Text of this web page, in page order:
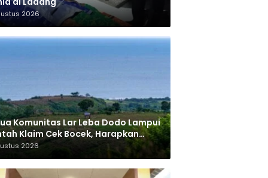
2026
Komunitas Lar Leba Dodo Lampui
Klaim Cek Bocek, Harapkan
Beri Akses ke Makam Leluhur
2026